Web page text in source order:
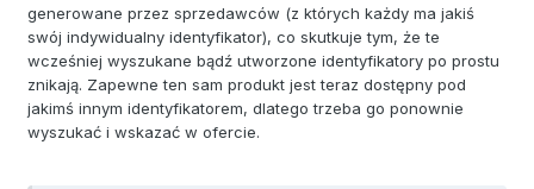
generowane przez sprzedawców (z których każdy ma jakiś
swój indywidualny identyfikator), co skutkuje tym, że te
wcześniej wyszukane bądź utworzone identyfikatory po prostu
znikają. Zapewne ten sam produkt jest teraz dostępny pod
jakimś innym identyfikatorem, dlatego trzeba go ponownie
wyszukać i wskazać w ofercie.